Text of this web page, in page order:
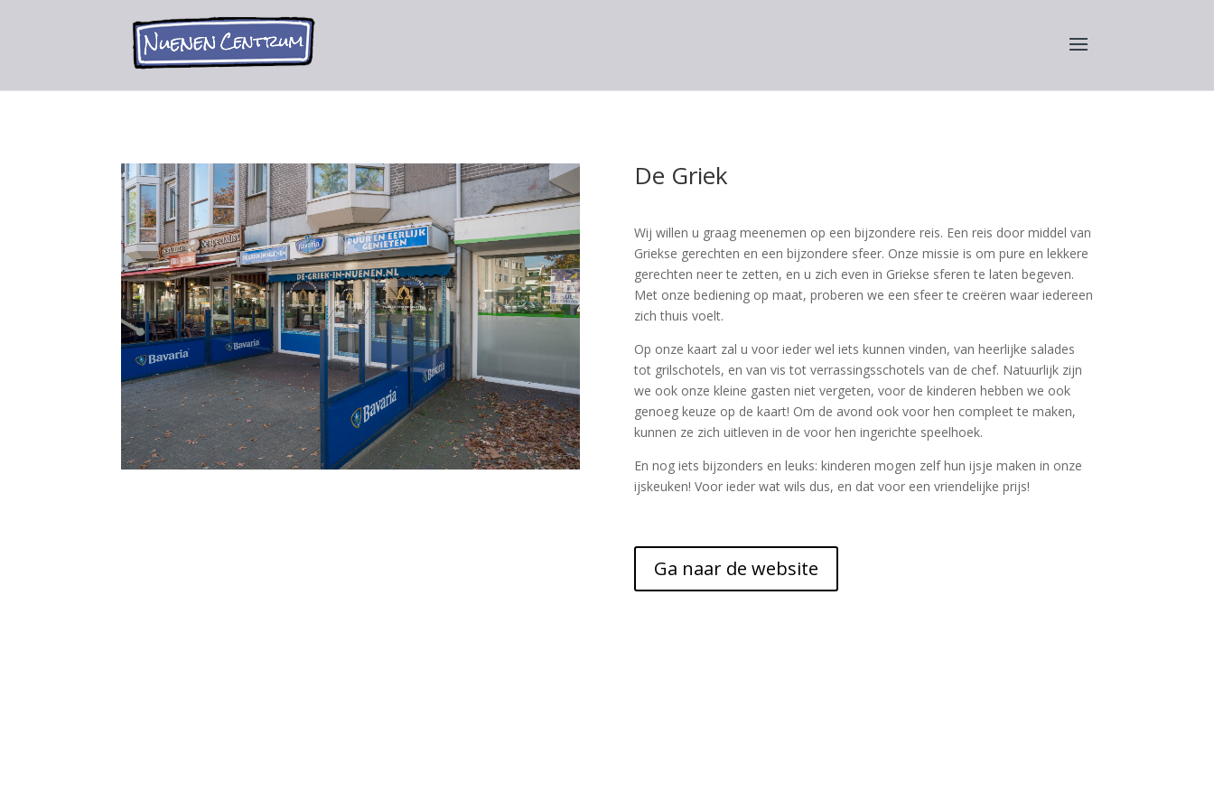
De Griek
Wij willen u graag meenemen op een bijzondere reis. Een reis door middel van
Griekse gerechten en een bijzondere sfeer. Onze missie is om pure en lekkere
gerechten neer te zetten, en u zich even in Griekse sferen te laten begeven.
Met onze bediening op maat, proberen we een sfeer te creëren waar iedereen
zich thuis voelt.
Op onze kaart zal u voor ieder wel iets kunnen vinden, van heerlijke salades
tot grilschotels, en van vis tot verrassingsschotels van de chef. Natuurlijk zijn
we ook onze kleine gasten niet vergeten, voor de kinderen hebben we ook
genoeg keuze op de kaart! Om de avond ook voor hen compleet te maken,
kunnen ze zich uitleven in de voor hen ingerichte speelhoek.
En nog iets bijzonders en leuks: kinderen mogen zelf hun ijsje maken in onze
ijskeuken! Voor ieder wat wils dus, en dat voor een vriendelijke prijs!
Ga naar de website